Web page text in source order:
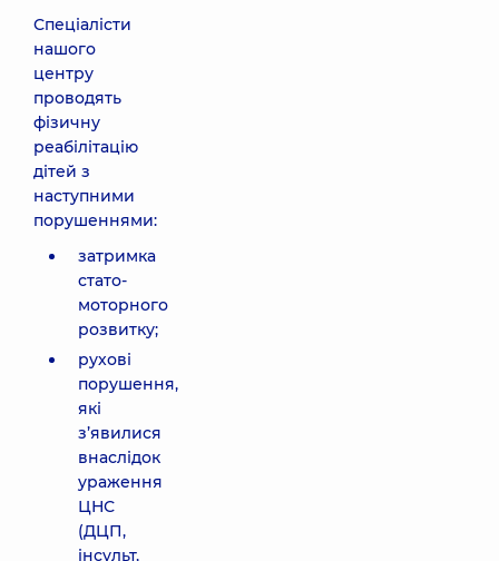
Спеціалісти
нашого
центру
проводять
фізичну
реабілітацію
дітей з
наступними
порушеннями:
затримка
стато-
моторного
розвитку;
рухові
порушення,
які
з’явилися
внаслідок
ураження
ЦНС
(ДЦП,
інсульт,